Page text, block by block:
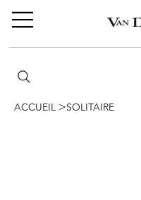
ACCUEIL >SOLITAIRE